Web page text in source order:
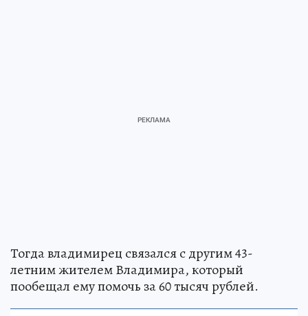
Тогда владимирец связался с другим 43-
летним жителем Владимира, который
пообещал ему помочь за 60 тысяч рублей.